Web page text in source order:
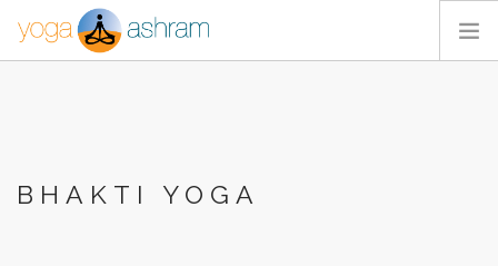
CONTACTA
BHAKTI YOGA